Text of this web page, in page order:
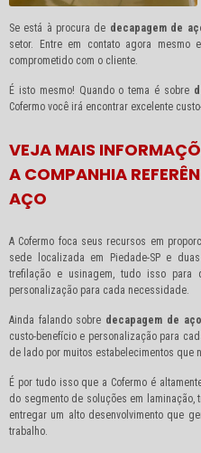
Se está à procura de decapagem de
setor. Entre em contato agora mesmo
comprometido com o cliente.
É isto mesmo! Quando o tema é sobre
Cofermo você irá encontrar excelente
VEJA MAIS
A COMPANHIA
AÇO
A Cofermo foca seus recursos em
sede localizada em Piedade-SP e
trefilação e usinagem, tudo isso para
personalização para cada necessidade.
Ainda falando sobre decapagem de aço
custo-benefício e personalização para
de lado por muitos estabelecimentos que
É por tudo isso que a Cofermo é
do segmento de soluções em
entregar um alto desenvolvimento que
trabalho.